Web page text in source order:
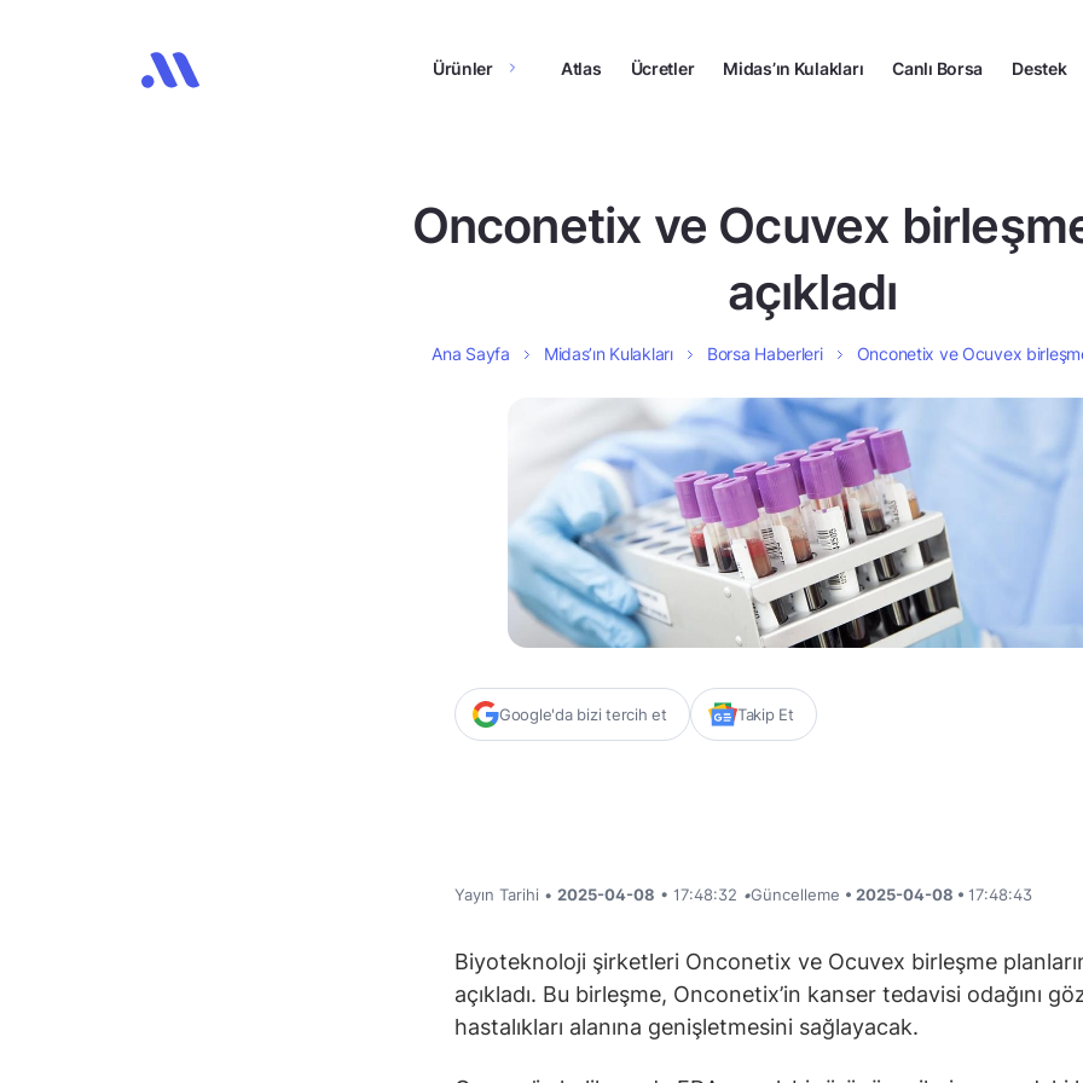
Ürünler Atlas Ücretler Midas’ın Kulakları Canlı Borsa Destek
Onconetix ve Ocuvex
açıkladı
Ana Sayfa Midas’ın Kulakları Borsa Haberleri Onconetix ve Ocuvex
Google'da bizi tercih et Takip Et
Yayın Tarihi • 2025-04-08 • 17:48:32 •Güncelleme • 2025-04-08 • 17:48:43
Biyoteknoloji şirketleri Onconetix ve Ocuvex birleşme
açıkladı. Bu birleşme, Onconetix’in kanser tedavisi odağını
hastalıkları alanına genişletmesini sağlayacak.